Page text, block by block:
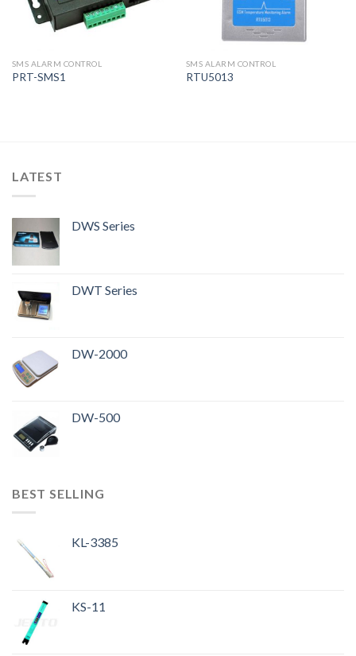
SMS ALARM CONTROL
PRT-SMS1
SMS ALARM CONTROL
RTU5013
LATEST
DWS Series
DWT Series
DW-2000
DW-500
BEST SELLING
KL-3385
KS-11